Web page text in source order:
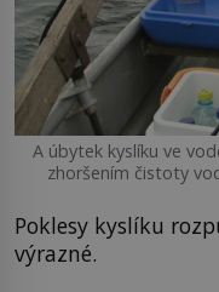
A úbytek kyslíku ve
zhoršením čistoty
Poklesy kyslíku
výrazné.